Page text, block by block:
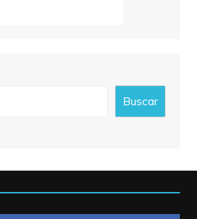
Buscar